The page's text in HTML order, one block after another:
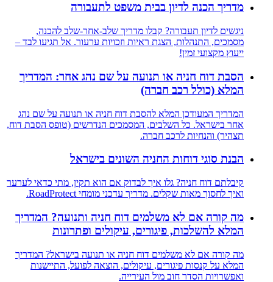
מדריך הכנה לדיון בבית משפט לתעבורה
ניגשים לדיון תעבורה? קבלו מדריך שלב-אחר-שלב להכנה,
מסמכים, התנהלות, הצגת ראיות וזכויות ערעור. אל תגיעו לבד –
ייעוץ מקצועי זמין!
הסבת דוח חניה או תנועה על שם נהג אחר: המדריך
המלא (כולל רכב חברה)
המדריך המעודכן המלא להסבת דוח חניה או תנועה על שם נהג
אחר בישראל. כל השלבים, המסמכים הנדרשים (טופס הסבת דוח,
תצהיר) והנחיות לרכב חברה.
הבנת סוגי דוחות החניה השונים בישראל
קיבלתם דוח חניה? גלו איך לבדוק אם הוא תקין, מתי כדאי לערער
ואיך לחסוך מאות שקלים. מדריך עדכני מומחי RoadProtect.
מה קורה אם לא משלמים דוח חניה ותנועה? המדריך
המלא להשלכות, פיגורים, עיקולים ופתרונות
מה קורה אם לא משלמים דוח חניה או תנועה בישראל? המדריך
המלא על קנסות פיגורים, עיקולים, הוצאה לפועל, התיישנות
ואפשרויות הסדר חוב מול העירייה.